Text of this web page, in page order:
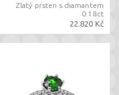
Zlatý prsten s diamantem
0.18ct
22.820 Kč